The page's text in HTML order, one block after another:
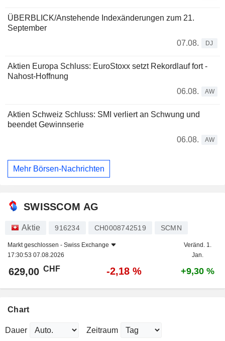
ÜBERBLICK/Anstehende Indexänderungen zum 21.
September
07.08.
DJ
Aktien Europa Schluss: EuroStoxx setzt Rekordlauf fort -
Nahost-Hoffnung
06.08.
AW
Aktien Schweiz Schluss: SMI verliert an Schwung und
beendet Gewinnserie
06.08.
AW
Mehr Börsen-Nachrichten
SWISSCOM AG
Aktie 916234 CH0008742519 SCMN
Markt geschlossen - Swiss Exchange
17:30:53 07.08.2026
Veränd. 1.
Jan.
629,00 CHF -2,18 % +9,30 %
Chart
Dauer Zeitraum